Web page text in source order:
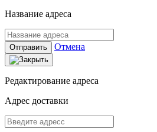
Название адреса
Отправить Отмена
Редактирование адреса
Адрес доставки